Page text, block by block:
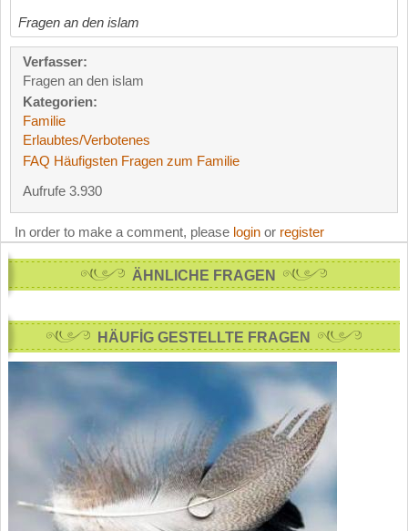
Fragen an den islam
Verfasser:
Fragen an den islam
Kategorien:
Familie
Erlaubtes/Verbotenes
FAQ Häufigsten Fragen zum Familie
Aufrufe 3.930
In order to make a comment, please login or register
ÄHNLICHE FRAGEN
HÄUFİG GESTELLTE FRAGEN